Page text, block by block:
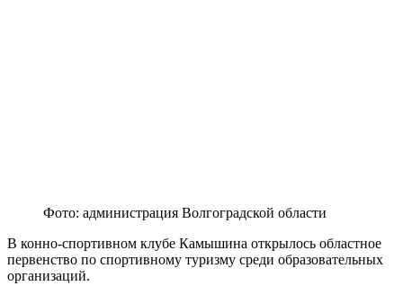
Фото: администрация Волгоградской области
В конно-спортивном клубе Камышина открылось областное
первенство по спортивному туризму среди образовательных
организаций.